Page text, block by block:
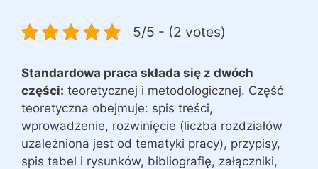
5/5 - (2 votes)
Standardowa praca składa się z dwóch
części: teoretycznej i metodologicznej. Część
teoretyczna obejmuje: spis treści,
wprowadzenie, rozwinięcie (liczba rozdziałów
uzależniona jest od tematyki pracy), przypisy,
spis tabel i rysunków, bibliografię, załączniki,